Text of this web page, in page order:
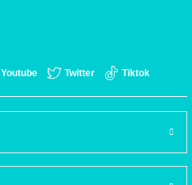
Youtube Twitter Tiktok